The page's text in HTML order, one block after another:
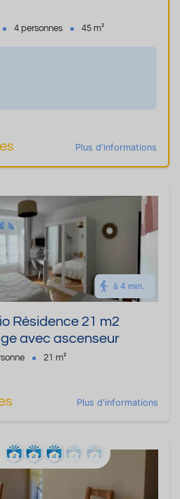
4 personnes 45 m²
Plus d'informations
à 4 min.
Résidence 21 m2
avec ascenseur
21 m²
Plus d'informations